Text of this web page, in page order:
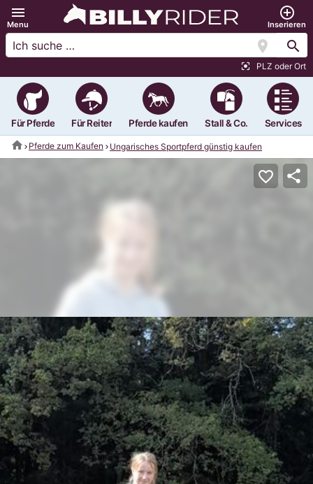
menu
Menu
add_circle_outline
Inserieren
location_on search
center_focus_strong PLZ oder Ort
Für Pferde Für Reiter Pferde kaufen Stall & Co. Services
home Pferde zum Kaufen Ungarisches Sportpferd günstig kaufen
favorite_border share